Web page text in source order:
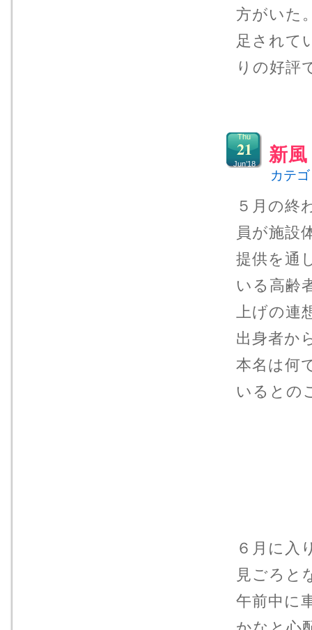
方がいた
足されて
りの好評
新風
Thu
21
Jun’18
カテ
５月の終
員が施設
提供を通
いる高齢
上げの連
出身者か
本名は何
いるとの
６月に入
見ごろと
午前中に